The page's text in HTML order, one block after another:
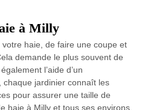
à Milly
haie, de faire une coupe et
demande le plus souvent de
l’aide d’un
chaque jardinier connaît les
pour assurer une taille de
haie à Milly et tous ses environs,